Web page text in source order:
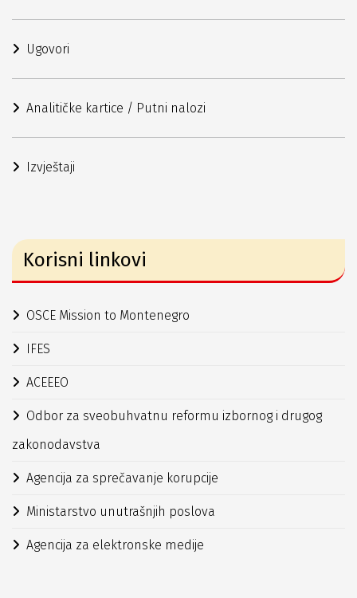
Ugovori
Analitičke kartice / Putni nalozi
Izvještaji
Korisni linkovi
OSCE Mission to Montenegro
IFES
ACEEEO
Odbor za sveobuhvatnu reformu izbornog i drugog
zakonodavstva
Agencija za sprečavanje korupcije
Ministarstvo unutrašnjih poslova
Agencija za elektronske medije